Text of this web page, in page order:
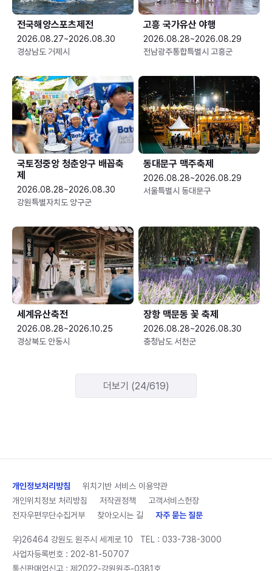
전국해양스포츠제전
2026.08.27~2026.08.30
경상남도 거제시
고흥 국가유산 야행
2026.08.28~2026.08.29
전남광주통합특별시 고흥군
국토정중앙 청춘양구 배꼽축
제
2026.08.28~2026.08.30
강원특별자치도 양구군
동대문구 맥주축제
2026.08.28~2026.08.29
서울특별시 동대문구
세계유산축전
2026.08.28~2026.10.25
경상북도 안동시
장항 맥문동 꽃 축제
2026.08.28~2026.08.30
충청남도 서천군
더보기 (24/619)
개인정보처리방침
위치기반 서비스 이용약관
개인위치정보 처리방침
저작권정책
고객서비스헌장
전자우편무단수집거부
찾아오시는 길 자주 묻는 질문
우)26464 강원도 원주시 세계로 10 TEL : 033-738-3000
사업자등록번호 : 202-81-50707
통신판매업신고 : 제2022-강원원주-0381호